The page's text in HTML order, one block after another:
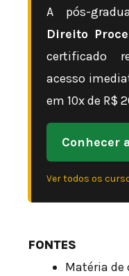
A pós-
Direito
certificado
acesso
em 10x de R$
Conhecer
Ver todos os
FONTES
Matéria de